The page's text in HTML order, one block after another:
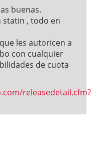
buenas.
statin , todo en
les autoricen a
con cualquier
de cuota
releasedetail.cfm?